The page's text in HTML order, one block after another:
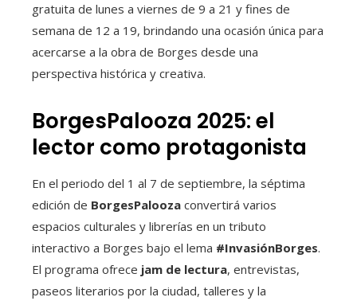
gratuita de lunes a viernes de 9 a 21 y fines de
semana de 12 a 19, brindando una ocasión única para
acercarse a la obra de Borges desde una
perspectiva histórica y creativa.
BorgesPalooza 2025: el
lector como protagonista
En el periodo del 1 al 7 de septiembre, la séptima
edición de BorgesPalooza convertirá varios
espacios culturales y librerías en un tributo
interactivo a Borges bajo el lema #InvasiónBorges.
El programa ofrece jam de lectura, entrevistas,
paseos literarios por la ciudad, talleres y la